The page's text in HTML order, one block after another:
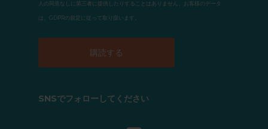
人の同意なしに第三者に提供したりすることはありません。お客様のデータ
は、GDPRの規定に従って取り扱います。
SNSでフォローしてください